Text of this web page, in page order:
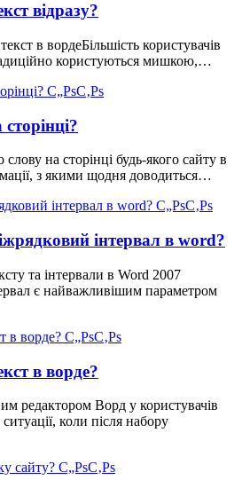
відразу?
в вордеБільшість користувачів
користуються мишкою,…
на сторінці будь-якого сайту в
з якими щодня доводиться…
інтервал в word?
та інтервали в Word 2007
є найважливішим параметром
в ворде?
редактором Ворд у користувачів
коли після набору